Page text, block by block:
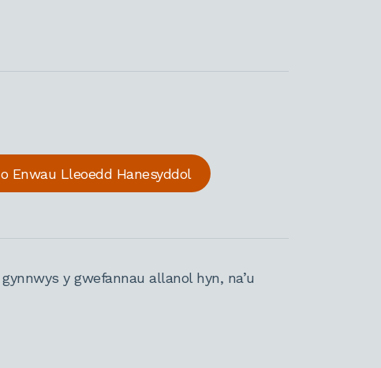
Enwau Lleoedd Hanesyddol
y gwefannau allanol hyn, na’u